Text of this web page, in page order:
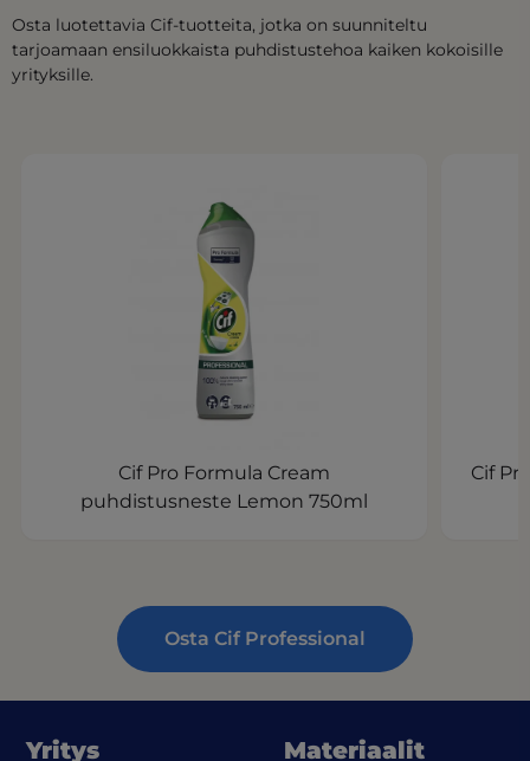
Osta luotettavia Cif-tuotteita, jotka on suunniteltu
tarjoamaan ensiluokkaista puhdistustehoa kaiken kokoisille
yrityksille.
Cif Pro Formula Cream
puhdistusneste Lemon 750ml
Cif
Osta Cif Professional
Yritys Materiaalit